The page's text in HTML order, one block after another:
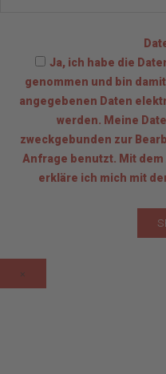
Ja, ich habe die
genommen und bin
angegebenen Daten
werden. Meine
zweckgebunden zur
Anfrage benutzt. Mit
erkläre ich mich mit
×